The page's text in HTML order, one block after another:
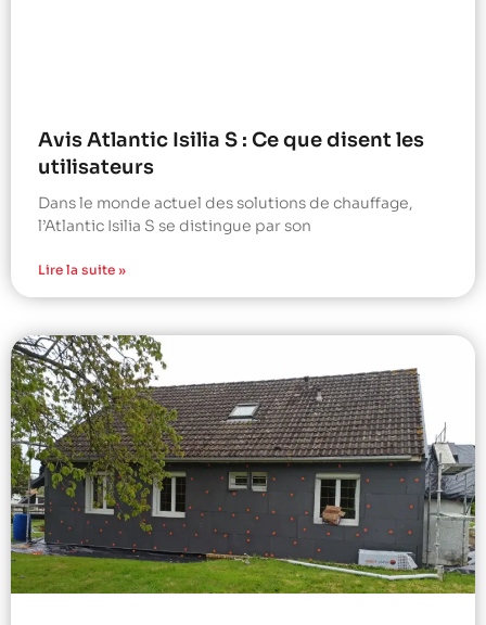
Avis Atlantic Isilia S : Ce que disent les
utilisateurs
Dans le monde actuel des solutions de chauffage,
l’Atlantic Isilia S se distingue par son
Lire la suite »